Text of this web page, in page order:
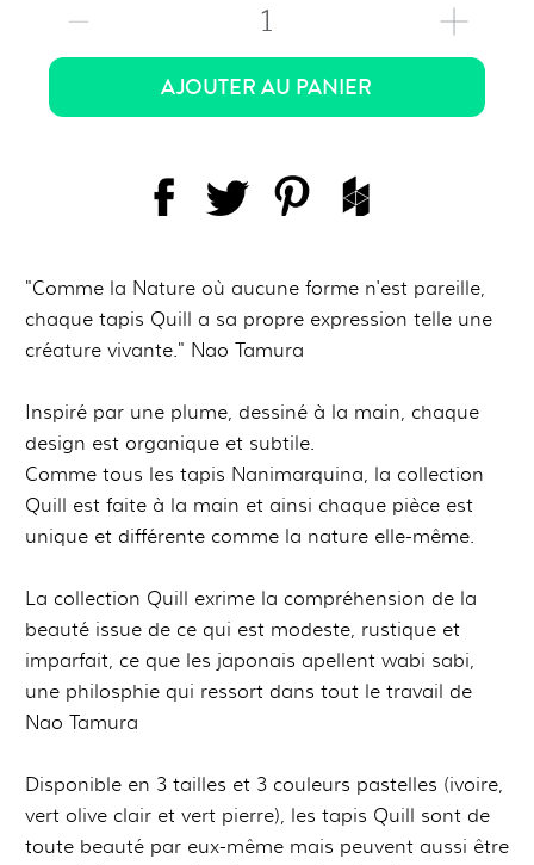
1
AJOUTER AU PANIER
"Comme la Nature où aucune forme n'est pareille,
chaque tapis Quill a sa propre expression telle une
créature vivante." Nao Tamura
Inspiré par une plume, dessiné à la main, chaque
design est organique et subtile.
Comme tous les tapis Nanimarquina, la collection
Quill est faite à la main et ainsi chaque pièce est
unique et différente comme la nature elle-même.
La collection Quill exrime la compréhension de la
beauté issue de ce qui est modeste, rustique et
imparfait, ce que les japonais apellent wabi sabi,
une philosphie qui ressort dans tout le travail de
Nao Tamura
Disponible en 3 tailles et 3 couleurs pastelles (ivoire,
vert olive clair et vert pierre), les tapis Quill sont de
toute beauté par eux-même mais peuvent aussi être